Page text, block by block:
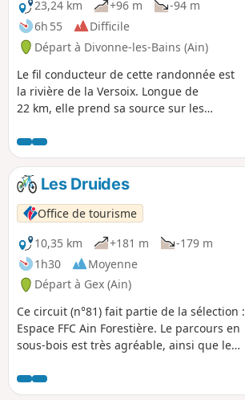
23,24 km
+96 m
-94 m
6h 55
Difficile
Départ à Divonne-les-Bains (Ain)
Le fil conducteur de cette randonnée est
la rivière de la Versoix. Longue de
22 km, elle prend sa source sur les
l'appellation de la Divonne avant de
devenir Versoix sur le territoire suisse.
Sur de nombreux kilomètres, son lit sert
de frontière entre les deux pays. Plus
loin, sur la commune de Versoix, elle se
jette dans le Lac Léman. Outre la
Versoix, cette randonnée offre de
nombreux points de vue sur les chaînes
du Jura et des Alpes.
Les Druides
Office de tourisme
10,35 km
+181 m
-179 m
1h30
Moyenne
Départ à Gex (Ain)
Ce circuit (n°81) fait partie de la sélection :
Espace FFC Ain Forestière. Le parcours en
sous-bois est très agréable, ainsi que le